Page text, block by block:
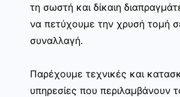
τη σωστή και δίκαιη
να πετύχουμε την χρυσή τομή
συναλλαγή.
Παρέχουμε τεχνικές και
υπηρεσίες που περιλαμβάνουν